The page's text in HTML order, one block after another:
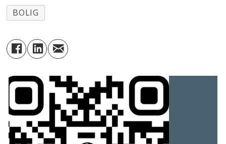
BOLIG